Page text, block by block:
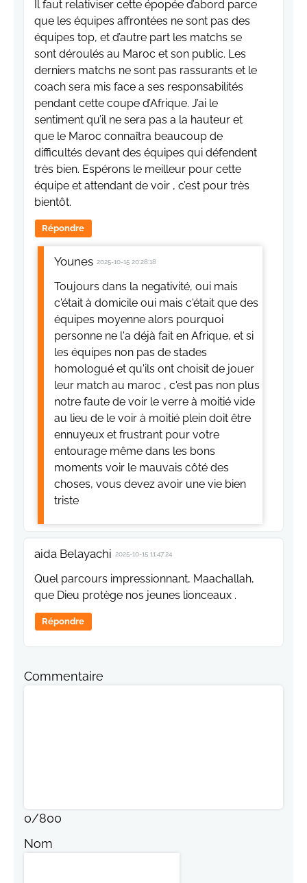
Il faut relativiser cette épopée d’abord parce
que les équipes affrontées ne sont pas des
équipes top, et d’autre part les matchs se
sont déroulés au Maroc et son public. Les
derniers matchs ne sont pas rassurants et le
coach sera mis face a ses responsabilités
pendant cette coupe d’Afrique. J’ai le
sentiment qu’il ne sera pas a la hauteur et
que le Maroc connaîtra beaucoup de
difficultés devant des équipes qui défendent
très bien. Espérons le meilleur pour cette
équipe et attendant de voir , c’est pour très
bientôt.
Répondre
Younes 2025-10-15 20:28:18
Toujours dans la negativité, oui mais
c'était à domicile oui mais c'était que des
équipes moyenne alors pourquoi
personne ne l'a déjà fait en Afrique, et si
les équipes non pas de stades
homologué et qu'ils ont choisit de jouer
leur match au maroc , c'est pas non plus
notre faute de voir le verre à moitié vide
au lieu de le voir à moitié plein doit être
ennuyeux et frustrant pour votre
entourage même dans les bons
moments voir le mauvais côté des
choses, vous devez avoir une vie bien
triste
aida Belayachi 2025-10-15 11:47:24
Quel parcours impressionnant, Maachallah,
que Dieu protège nos jeunes lionceaux .
Répondre
Commentaire
0/800
Nom